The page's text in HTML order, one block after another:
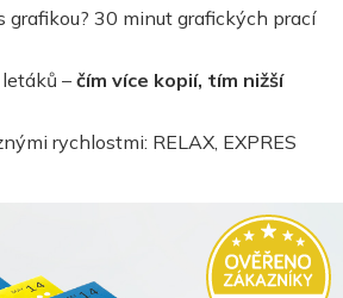
grafikou? 30 minut grafických prací
–čím více kopií, tím nižší
rychlostmi: RELAX, EXPRES